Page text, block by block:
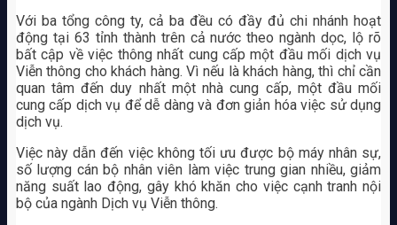
Với ba tổng công ty, cả ba đều có đầy đủ chi nhánh hoạt
động tại 63 tỉnh thành trên cả nước theo ngành dọc, lộ rõ
bất cập về việc thông nhất cung cấp một đầu mối dịch vụ
Viễn thông cho khách hàng. Vì nếu là khách hàng, thì chỉ cần
quan tâm đến duy nhất một nhà cung cấp, một đầu mối
cung cấp dịch vụ để dễ dàng và đơn giản hóa việc sử dụng
dịch vụ.
Việc này dẫn đến việc không tối ưu được bộ máy nhân sự,
số lượng cán bộ nhân viên làm việc trung gian nhiều, giảm
năng suất lao động, gây khó khăn cho việc cạnh tranh nội
bộ của ngành Dịch vụ Viễn thông.